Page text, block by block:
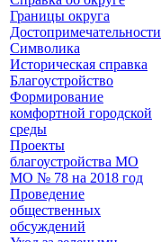
Границы округа
Достопримечательности
Символика
Историческая справка
Благоустройство
Формирование
комфортной городской
среды
Проекты
благоустройства МО
МО № 78 на 2018 год
Проведение
общественных
обсуждений